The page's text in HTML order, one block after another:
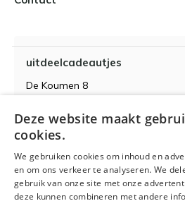
uitdeelcadeautjes
De Koumen 8
KvK-nummer 14087571
BTW-nummer NL 815399145 B01
Deze website maakt
cookies.
We gebruiken cookies om inhoud en
en om ons verkeer te analyseren. We
gebruik van onze site met onze
deze kunnen combineren met andere